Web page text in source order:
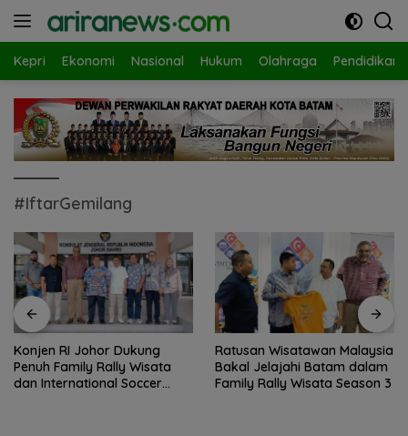
Kepri Ekonomi Nasional Hukum Olahraga Pendidikan
#IftarGemilang
Konjen RI Johor Dukung
Penuh Family Rally Wisata
dan International Soccer
Ratusan Wisatawan Malaysia
Bakal Jelajahi Batam dalam
Family Rally Wisata Season 3